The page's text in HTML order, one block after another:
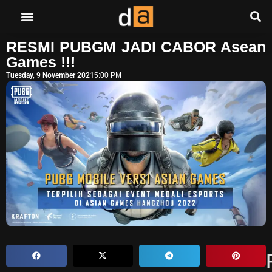
RESMI PUBGM JADI CABOR Asean
Games !!!
Tuesday, 9 November 20215:00 PM